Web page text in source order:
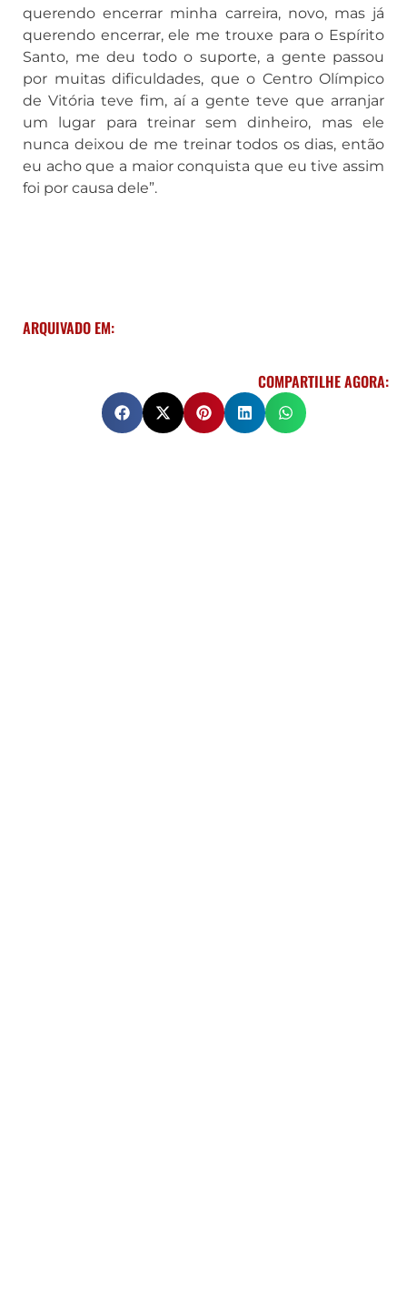
querendo encerrar minha carreira, novo, mas já
querendo encerrar, ele me trouxe para o Espírito
Santo, me deu todo o suporte, a gente passou
por muitas dificuldades, que o Centro Olímpico
de Vitória teve fim, aí a gente teve que arranjar
um lugar para treinar sem dinheiro, mas ele
nunca deixou de me treinar todos os dias, então
eu acho que a maior conquista que eu tive assim
foi por causa dele”.
ARQUIVADO EM:
COMPARTILHE AGORA: